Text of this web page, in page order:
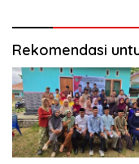
Rekomendasi